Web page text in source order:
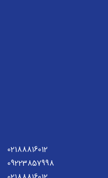
02188816012
09223857998